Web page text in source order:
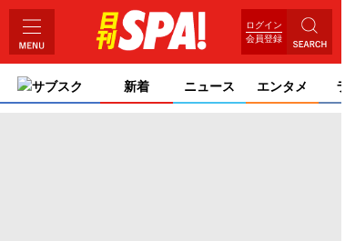
ログイン
会員登録
サブスク 新着 ニュース エンタメ